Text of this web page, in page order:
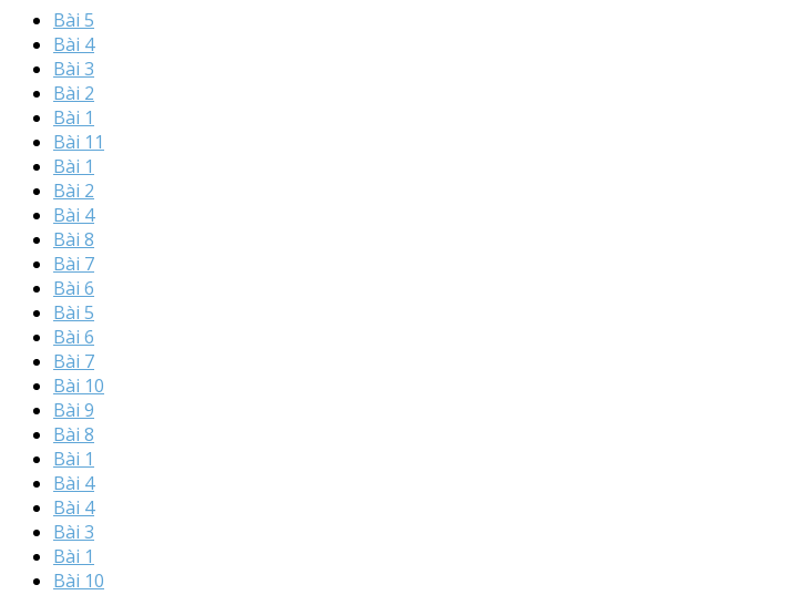
Bài 5
Bài 4
Bài 3
Bài 2
Bài 1
Bài 11
Bài 1
Bài 2
Bài 4
Bài 8
Bài 7
Bài 6
Bài 5
Bài 6
Bài 7
Bài 10
Bài 9
Bài 8
Bài 1
Bài 4
Bài 4
Bài 3
Bài 1
Bài 10